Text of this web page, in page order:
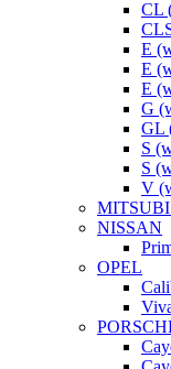
CL
E
E
E
G
GL
S
S
V
NISSAN
OPEL